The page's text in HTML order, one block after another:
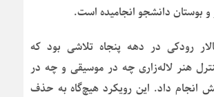
و بوستان دانشجو انجامیده است.
رودکی در دهه پنجاه تلاشی بود که
هنر لاله‌زاری چه در موسیقی و چه در
انجام داد. این رویکرد هیچ‌گاه به حذف